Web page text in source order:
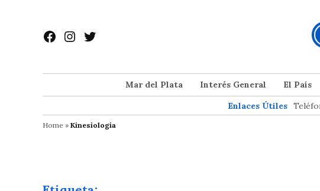
contenido
Facebook
Instagram
Twitter
Mar del Plata Interés General El País
Enlaces Útiles
Home » Kinesiologia